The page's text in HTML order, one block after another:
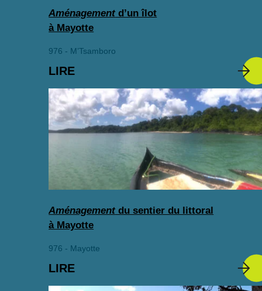
Aménagement d’un îlot
à Mayotte
976 - M’Tsamboro
LIRE
Aménagement du sentier du littoral
à Mayotte
976 - Mayotte
LIRE